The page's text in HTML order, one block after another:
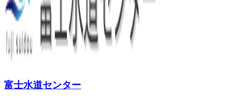
富士水道センター